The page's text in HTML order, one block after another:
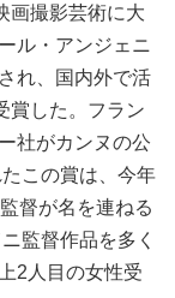
画撮影芸術に大
ル・アンジェニ
れ、国内外で活
賞した。フラン
社がカンヌの公
この賞は、今年
督が名を連ねる
監督作品を多く
2人目の女性受